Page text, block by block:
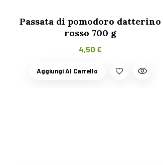
Passata di pomodoro datterino
rosso 700 g
4,50 €
Aggiungi Al Carrello